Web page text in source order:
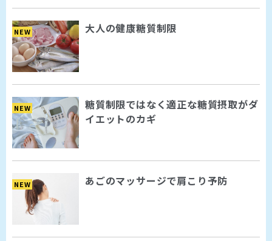
NEW 大人の健康糖質制限
NEW
糖質制限ではなく適正な糖質摂取がダ
イエットのカギ
NEW あごのマッサージで肩こり予防